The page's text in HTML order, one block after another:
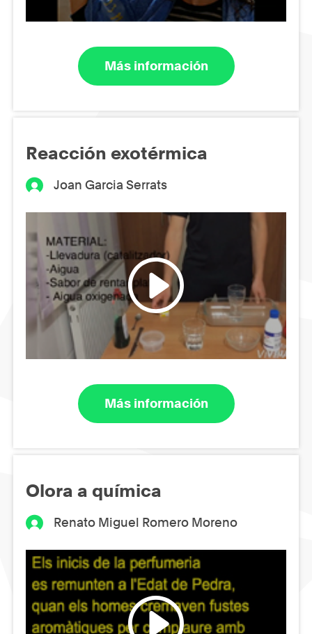
Más información
Reacción exotérmica
Joan Garcia Serrats
Más información
Olora a química
Renato Miguel Romero Moreno